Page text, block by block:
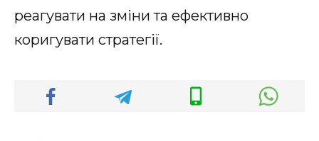
реагувати на зміни та ефективно
коригувати стратегії.